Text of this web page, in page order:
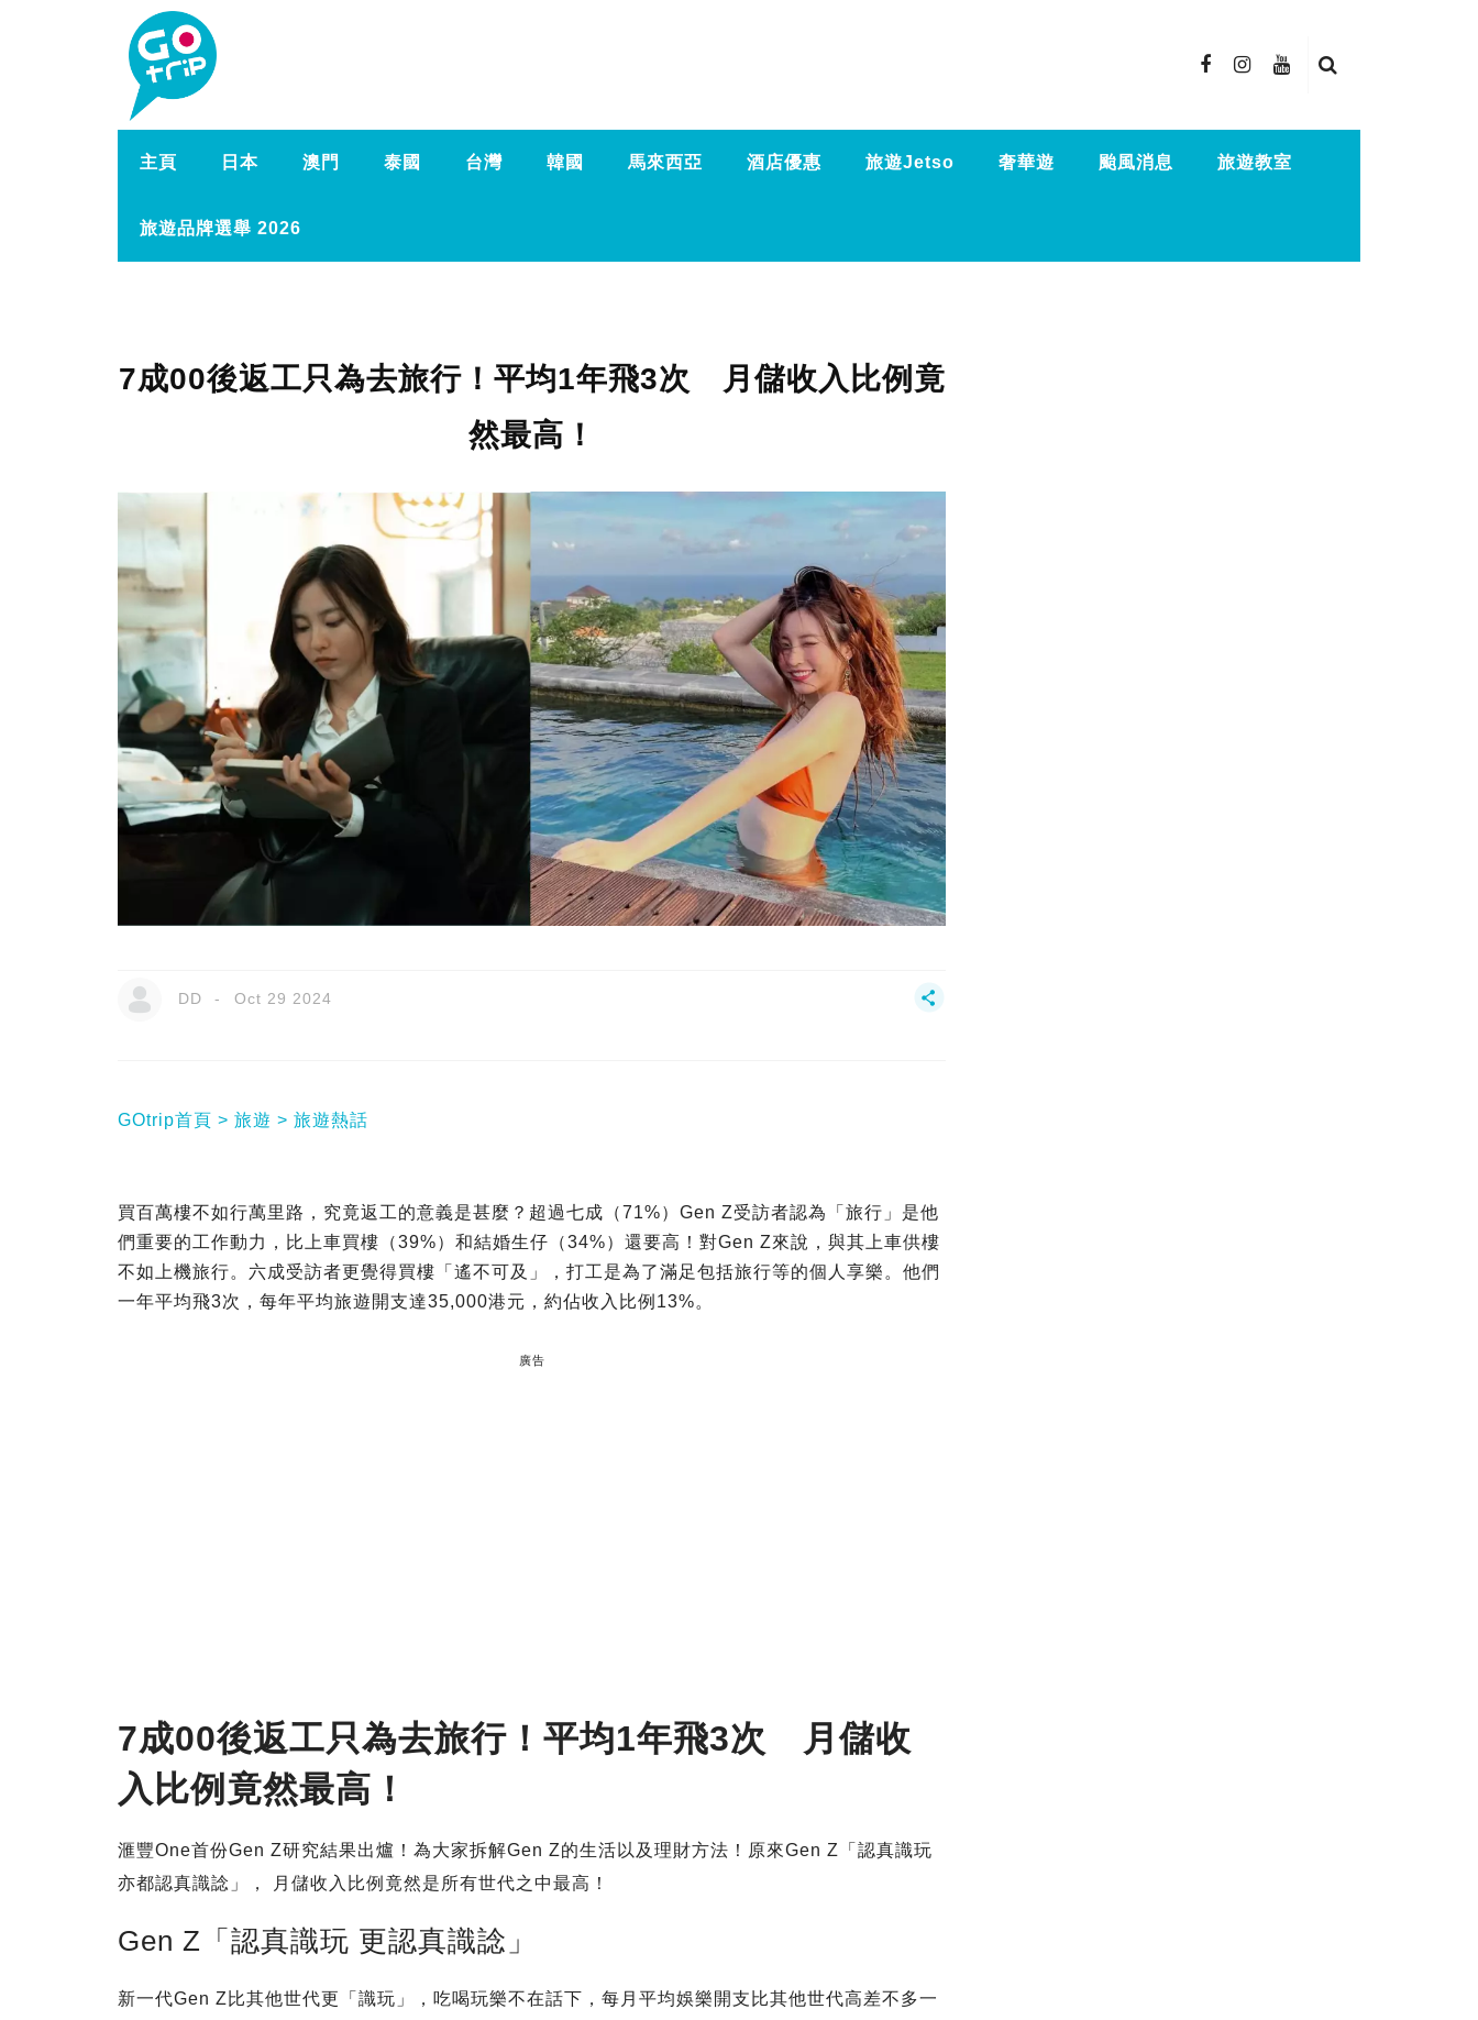
主頁 日本 澳門 泰國 台灣 韓國 馬來西亞 酒店優惠 旅遊Jetso 奢華遊 颱風消息 旅遊教室
旅遊品牌選舉 2026
7成00後返工只為去旅行！平均1年飛3次 月儲收入比例竟
然最高！
DD Oct 29 2024
GOtrip首頁 旅遊 旅遊熱話
買百萬樓不如行萬里路，究竟返工的意義是甚麼？超過七成（71%）Gen Z受訪者認為「旅行」是他
們重要的工作動力，比上車買樓（39%）和結婚生仔（34%）還要高！對Gen Z來說，與其上車供樓
不如上機旅行。六成受訪者更覺得買樓「遙不可及」，打工是為了滿足包括旅行等的個人享樂。他們
一年平均飛3次，每年平均旅遊開支達35,000港元，約佔收入比例13%。
廣告
7成00後返工只為去旅行！平均1年飛3次 月儲收
入比例竟然最高！
滙豐One首份Gen Z研究結果出爐！為大家拆解Gen Z的生活以及理財方法！原來Gen Z「認真識玩
亦都認真識諗」， 月儲收入比例竟然是所有世代之中最高！
Gen Z「認真識玩 更認真識諗」
新一代Gen Z比其他世代更「識玩」，吃喝玩樂不在話下，每月平均娛樂開支比其他世代高差不多一